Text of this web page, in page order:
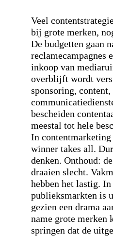
Veel
bij grote merken,
De budgetten gaan
reclamecampagnes
inkoop van
overblijft wordt
sponsoring,
bescheiden
meestal tot hele
In
winner takes all.
denken. Onthoud:
draaien slecht.
hebben het lastig. In
publieksmarkten is
gezien een drama
name grote merken
springen dat de